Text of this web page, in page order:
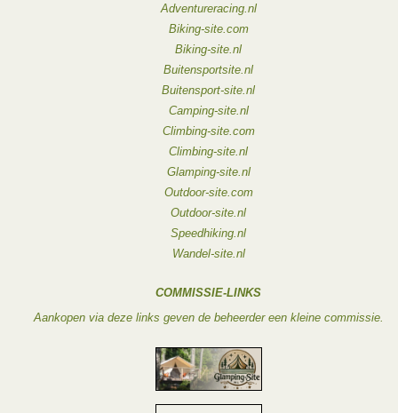
Adventureracing.nl
Biking-site.com
Biking-site.nl
Buitensportsite.nl
Buitensport-site.nl
Camping-site.nl
Climbing-site.com
Climbing-site.nl
Glamping-site.nl
Outdoor-site.com
Outdoor-site.nl
Speedhiking.nl
Wandel-site.nl
COMMISSIE-LINKS
Aankopen via deze links geven de beheerder een kleine commissie.